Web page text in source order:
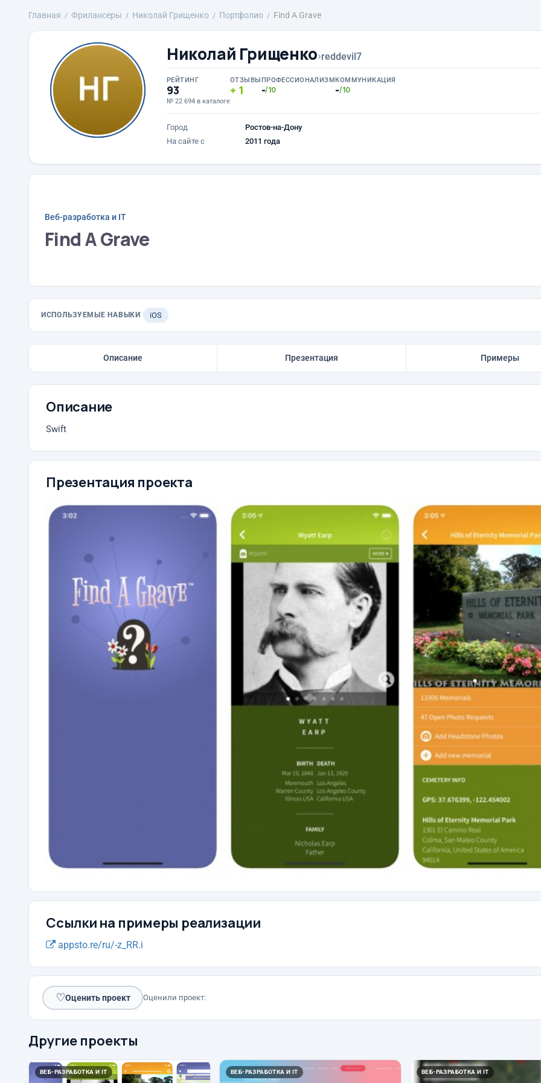
Главная Фрилансеры Николай Грищенко Портфолио Find A Grave
Николай Грищенко›reddevil7
РЕЙТИНГ
93
№ 22 694 в каталоге
ОТЗЫВЫ
1
ПРОФЕССИОНАЛИЗМ
-/10
КОММУНИКАЦИЯ
-/10
Город
Ростов-на-Дону
На сайте с
2011 года
Веб-разработка и IT
Find A Grave
ИСПОЛЬЗУЕМЫЕ НАВЫКИ iOS
Описание Презентация Примеры
Описание
Swift
Презентация проекта
Ссылки на примеры реализации
appsto.re/ru/-z_RR.i
♡Оценить проект Оценили проект:
Другие проекты
ВЕБ-РАЗРАБОТКА И IT ВЕБ-РАЗРАБОТКА И IT ВЕБ-РАЗРАБОТКА И IT